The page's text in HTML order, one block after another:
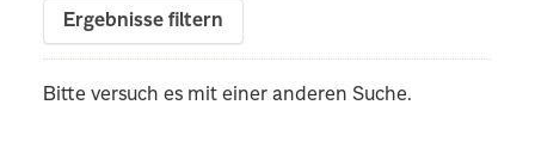
Ergebnisse filtern
Bitte versuch es mit einer anderen Suche.